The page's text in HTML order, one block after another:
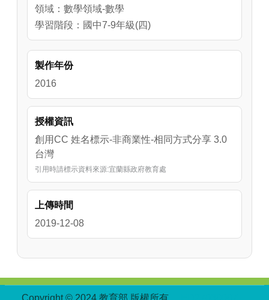
領域：數學領域-數學
學習階段：國中7-9年級(四)
製作年份
2016
授權資訊
創用CC 姓名標示-非商業性-相同方式分享 3.0
台灣
引用時請標示資料來源:宜蘭縣政府教育處
上傳時間
2019-12-08
Copyright © 2024 教育部 版權所有